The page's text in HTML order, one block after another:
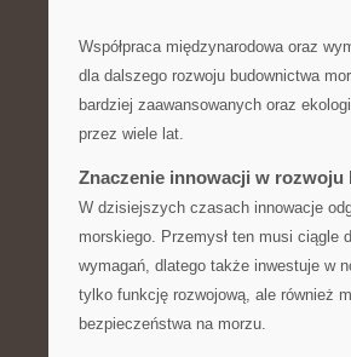
Współpraca międzynarodowa oraz‌
dla ​dalszego rozwoju budownictwa
bardziej zaawansowanych oraz
przez wiele lat.
Znaczenie‍ innowacji w
W​ dzisiejszych czasach‍ innowacje
morskiego.⁢ Przemysł ten musi ciągle
wymagań, ‍dlatego także ​inwestuje w​
tylko funkcję rozwojową, ale również
bezpieczeństwa na morzu.